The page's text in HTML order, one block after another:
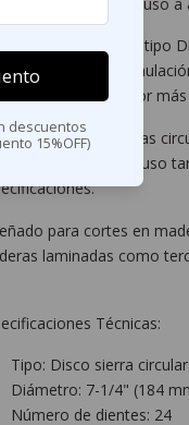
patrón de ventilación tipo
reduciendo
afilados por
con sierras
lo que permite su uso
para cortes en
laminadas como
Técnicas:
Tipo: Disco sierra
Diámetro: 7-1/4" (184
Número de dientes: 24
descuentos
15%OFF)